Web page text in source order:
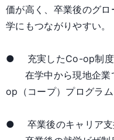
価が高く、卒業後のグ
学にもつながりやすい。
● 充実したCo-op制
在学中から現地企業
op（コープ）プログラ
● 卒業後のキャリア